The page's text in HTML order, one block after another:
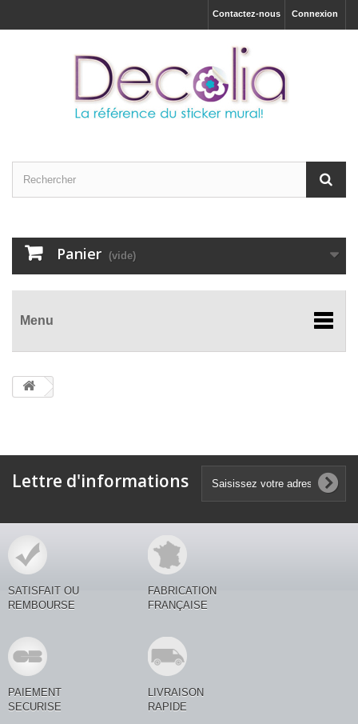
Connexion
Contactez-nous
Panier (vide)
Menu
Lettre d'informations
SATISFAIT OU
REMBOURSE
FABRICATION
FRANÇAISE
PAIEMENT
SECURISE
LIVRAISON
RAPIDE